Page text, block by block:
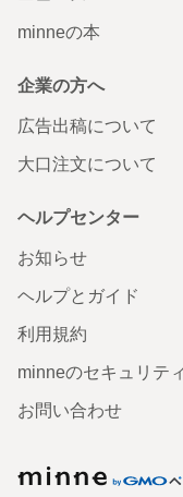
minneの本
企業の方へ
広告出稿について
大口注文について
ヘルプセンター
お知らせ
ヘルプとガイド
利用規約
minneのセキュリティ
お問い合わせ